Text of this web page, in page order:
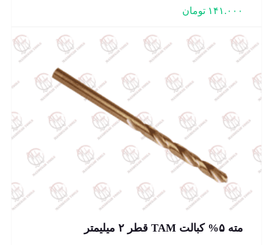
۱۴۱.۰۰۰ تومان
مته ۵% کبالت TAM قطر ۲ میلیمتر